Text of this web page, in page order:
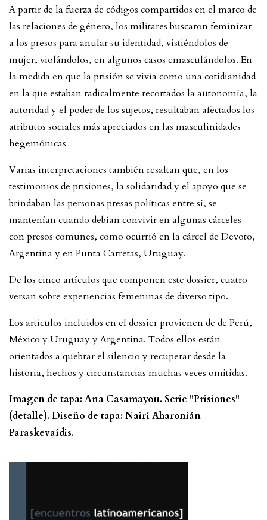
A partir de la fuerza de códigos compartidos en el marco de
las relaciones de género, los militares buscaron feminizar
a los presos para anular su identidad, vistiéndolos de
mujer, violándolos, en algunos casos emasculándolos. En
la medida en que la prisión se vivía como una cotidianidad
en la que estaban radicalmente recortados la autonomía, la
autoridad y el poder de los sujetos, resultaban afectados los
atributos sociales más apreciados en las masculinidades
hegemónicas
Varias interpretaciones también resaltan que, en los
testimonios de prisiones, la solidaridad y el apoyo que se
brindaban las personas presas políticas entre sí, se
mantenían cuando debían convivir en algunas cárceles
con presos comunes, como ocurrió en la cárcel de Devoto,
Argentina y en Punta Carretas, Uruguay.
De los cinco artículos que componen este dossier, cuatro
versan sobre experiencias femeninas de diverso tipo.
Los artículos incluidos en el dossier provienen de de Perú,
México y Uruguay y Argentina. Todos ellos están
orientados a quebrar el silencio y recuperar desde la
historia, hechos y circunstancias muchas veces omitidas.
Imagen de tapa: Ana Casamayou. Serie "Prisiones"
(detalle). Diseño de tapa: Nairí Aharonián
Paraskevaídis.